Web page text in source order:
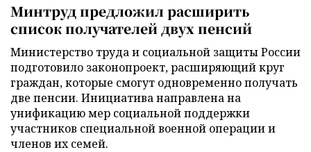
Минтруд предложил расширить
список получателей двух пенсий
Министерство труда и социальной защиты России
подготовило законопроект, расширяющий круг
граждан, которые смогут одновременно получать
две пенсии. Инициатива направлена на
унификацию мер социальной поддержки
участников специальной военной операции и
членов их семей.